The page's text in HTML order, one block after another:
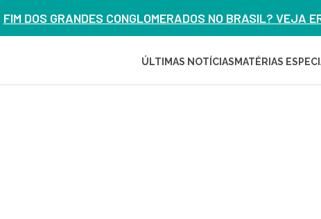
FIM DOS GRANDES CONGLOMERADOS NO BRASIL? VEJA
ÚLTIMAS NOTÍCIAS MATÉRIAS